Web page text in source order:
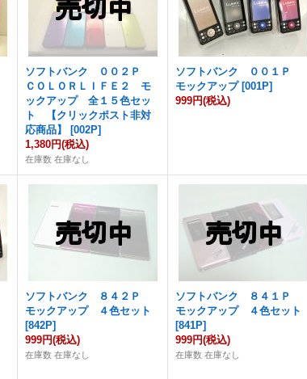
ソフトバンク ００２Ｐ
ＣＯＬＯＲＬＩＦＥ２ モ
ックアップ 全１５色セッ
ト 【クリックポスト非対
応商品】
[002P]
1,380円(税込)
在庫数 在庫なし
ソフトバンク ００１Ｐ
モックアップ [001P]
999円(税込)
ソフトバンク ８４２Ｐ
モックアップ ４色セット
[842P]
999円(税込)
在庫数 在庫なし
ソフトバンク ８４１Ｐ
モックアップ ４色セット
[841P]
999円(税込)
在庫数 在庫なし